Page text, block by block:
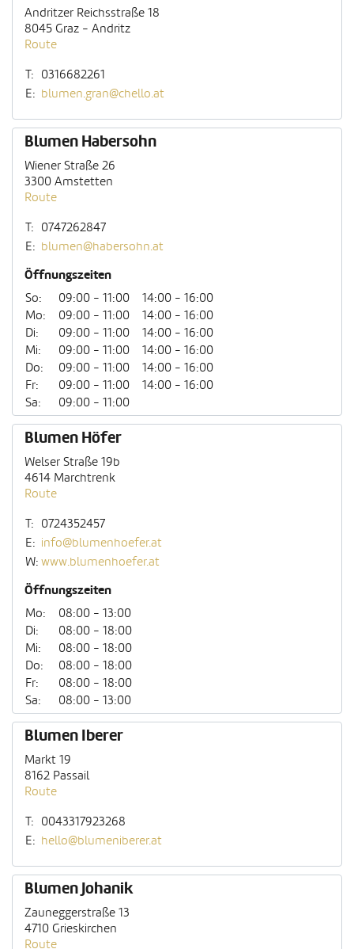
Andritzer Reichsstraße 18
8045 Graz - Andritz
Route
T:
0316682261
E: blumen.gran@chello.at
Blumen Habersohn
Wiener Straße 26
3300 Amstetten
Route
T:
0747262847
E: blumen@habersohn.at
Öffnungszeiten
So: 09:00 - 11:00
14:00 - 16:00
Mo:
09:00 - 11:00
14:00 - 16:00
Di:
09:00 - 11:00
14:00 - 16:00
Mi:
09:00 - 11:00
14:00 - 16:00
Do:
09:00 - 11:00
14:00 - 16:00
Fr:
09:00 - 11:00
14:00 - 16:00
Sa:
09:00 - 11:00
Blumen Höfer
Welser Straße 19b
4614 Marchtrenk
Route
T:
0724352457
E: info@blumenhoefer.at
W: www.blumenhoefer.at
Öffnungszeiten
Mo:
08:00 - 13:00
Di:
08:00 - 18:00
Mi:
08:00 - 18:00
Do:
08:00 - 18:00
Fr:
08:00 - 18:00
Sa:
08:00 - 13:00
Blumen Iberer
Markt 19
8162 Passail
Route
T:
0043317923268
E: hello@blumeniberer.at
Blumen Johanik
Zauneggerstraße 13
4710 Grieskirchen
Route